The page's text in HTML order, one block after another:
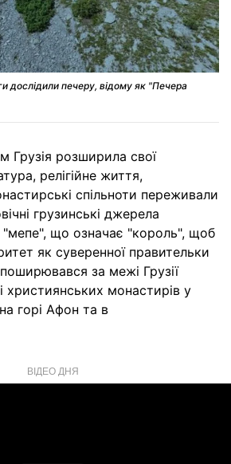
дослідили печеру, відому як "Печера
Грузія розширила свої
релігійне життя,
спільноти переживали
грузинські джерела
"мепе", що означає "король", щоб
як суверенної правительки
за межі Грузії
християнських монастирів у
горі Афон та в
ВІДЕО ДНЯ